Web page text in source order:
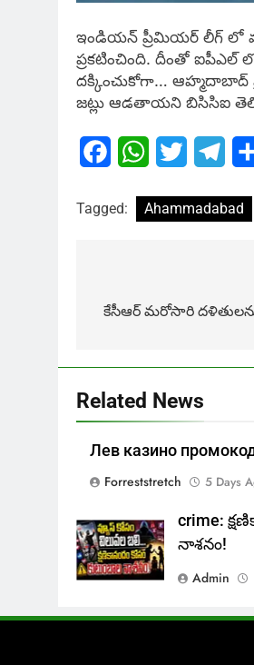
ఇండియన్‌ ప్రీమియర్‌ లీగ్‌ లో
ప్రకటించింది. దీంతో ఐపీఎల్‌
దక్కించుకోగా… ఆహ్మదాబాద్‌
జట్లు ఆడతాయని బిసిసిఐ
FacebookWhatsApp
Twitter
Tagged: Ahammadabad
navigation
కేసీఆర్ మరోసారి
Related News
Лев казино
Forreststretch
5 Days
crime:
నాశనం!
Admin